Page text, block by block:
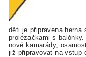
děti je připravena herna
prolézačkami s
nové kamarády,
již připravovat na vstup